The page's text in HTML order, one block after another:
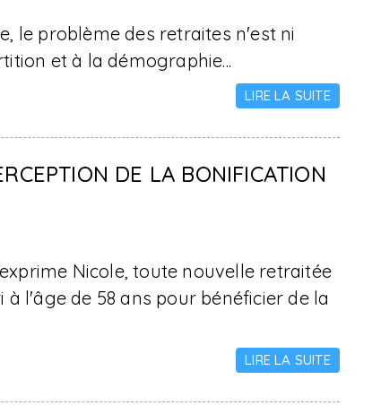
le problème des retraites n'est ni
et à la démographie...
LIRE LA SUITE
DE LA BONIFICATION
Nicole, toute nouvelle retraitée
à l'âge de 58 ans pour bénéficier de la
LIRE LA SUITE